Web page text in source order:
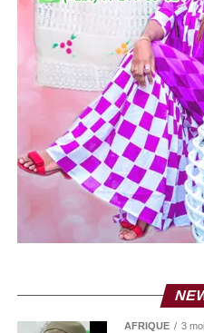
AFRIQUE 3